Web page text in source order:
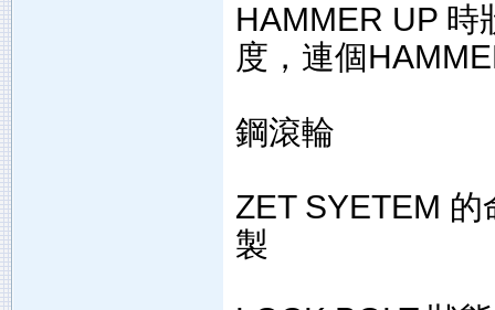
HAMMER UP 時
度，連個
鋼滾輪
ZET SYETEM
製